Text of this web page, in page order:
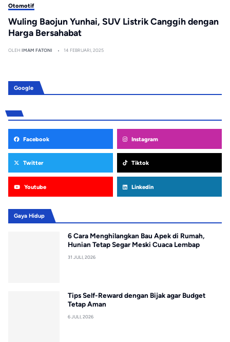
Otomotif
Wuling Baojun Yunhai, SUV Listrik Canggih dengan
Harga Bersahabat
OLEH IMAM FATONI 14 FEBRUARI, 2025
Google
Facebook Instagram
Twitter Tiktok
Youtube Linkedin
Gaya Hidup
6 Cara Menghilangkan Bau Apek di Rumah,
Hunian Tetap Segar Meski Cuaca Lembap
31 JULI, 2026
Tips Self-Reward dengan Bijak agar Budget
Tetap Aman
6 JULI, 2026